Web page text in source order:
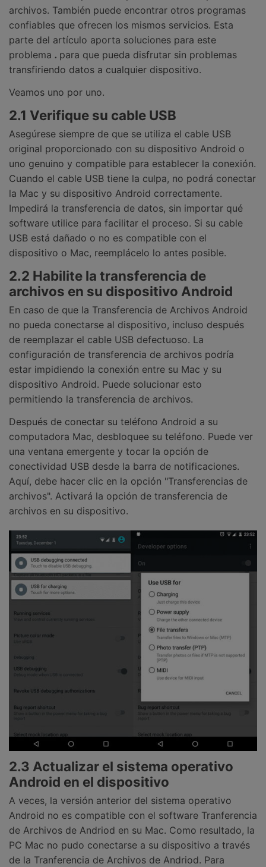
archivos. También puede encontrar otros programas
confiables que ofrecen los mismos servicios. Esta
parte del artículo aporta soluciones para este
problema . para que pueda disfrutar sin problemas
transfiriendo datos a cualquier dispositivo.
Veamos uno por uno.
2.1 Verifique su cable USB
Asegúrese siempre de que se utiliza el cable USB
original proporcionado con su dispositivo Android o
uno genuino y compatible para establecer la conexión.
Cuando el cable USB tiene la culpa, no podrá conectar
la Mac y su dispositivo Android correctamente.
Impedirá la transferencia de datos, sin importar qué
software utilice para facilitar el proceso. Si su cable
USB está dañado o no es compatible con el
dispositivo o Mac, reemplácelo lo antes posible.
2.2 Habilite la transferencia de
archivos en su dispositivo Android
En caso de que la Transferencia de Archivos Android
no pueda conectarse al dispositivo, incluso después
de reemplazar el cable USB defectuoso. La
configuración de transferencia de archivos podría
estar impidiendo la conexión entre su Mac y su
dispositivo Android. Puede solucionar esto
permitiendo la transferencia de archivos.
Después de conectar su teléfono Android a su
computadora Mac, desbloquee su teléfono. Puede ver
una ventana emergente y tocar la opción de
conectividad USB desde la barra de notificaciones.
Aquí, debe hacer clic en la opción "Transferencias de
archivos". Activará la opción de transferencia de
archivos en su dispositivo.
2.3 Actualizar el sistema operativo
Android en el dispositivo
A veces, la versión anterior del sistema operativo
Android no es compatible con el software Tranferencia
de Archivos de Andriod en su Mac. Como resultado, la
PC Mac no pudo conectarse a su dispositivo a través
de la Tranferencia de Archivos de Andriod. Para